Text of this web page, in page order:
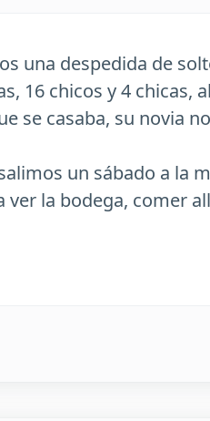
una despedida de
16 chicos y 4 chicas,
se casaba, su novia
un sábado a la
ver la bodega, comer